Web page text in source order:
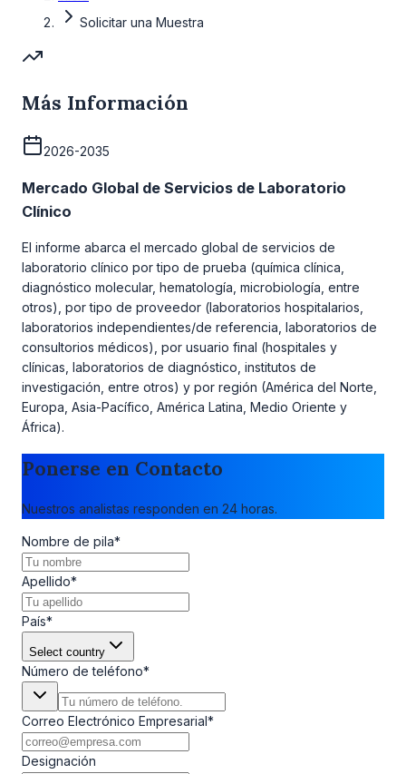
Solicitar una Muestra
Más Información
2026-2035
Mercado Global de Servicios de Laboratorio
Clínico
El informe abarca el mercado global de servicios de
laboratorio clínico por tipo de prueba (química clínica,
diagnóstico molecular, hematología, microbiología, entre
otros), por tipo de proveedor (laboratorios hospitalarios,
laboratorios independientes/de referencia, laboratorios de
consultorios médicos), por usuario final (hospitales y
clínicas, laboratorios de diagnóstico, institutos de
investigación, entre otros) y por región (América del Norte,
Europa, Asia-Pacífico, América Latina, Medio Oriente y
África).
Ponerse en Contacto
Nuestros analistas responden en 24 horas.
Nombre de pila*
Apellido*
País*
Select country
Número de teléfono*
Correo Electrónico Empresarial*
Designación